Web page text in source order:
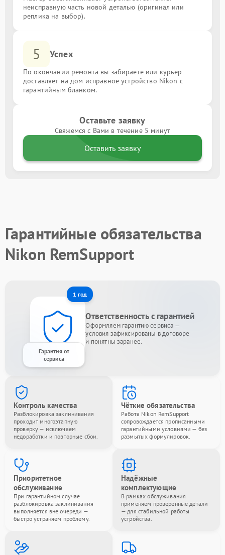
неисправную часть новой деталью (оригинал или
реплика на выбор).
5 Успех
По окончании ремонта вы забираете или курьер
доставляет на дом исправное устройство Nikon с
гарантийным бланком.
Оставьте заявку
Свяжемся с Вами в течение 5 минут
Оставить заявку
Гарантийные обязательства
Nikon RemSupport
1 год
Гарантия от
сервиса
Ответственность с гарантией
Оформляем гарантию сервиса —
условия зафиксированы в договоре
и понятны заранее.
Контроль качества
Разблокировка заклинивания
проходит многоэтапную
проверку — исключаем
недоработки и повторные сбои.
Чёткие обязательства
Работа Nikon RemSupport
сопровождается прописанными
гарантийными условиями — без
размытых формулировок.
Приоритетное
обслуживание
При гарантийном случае
разблокировка заклинивания
выполняется вне очереди —
быстро устраняем проблему.
Надёжные
комплектующие
В рамках обслуживания
применяем проверенные детали
— для стабильной работы
устройства.